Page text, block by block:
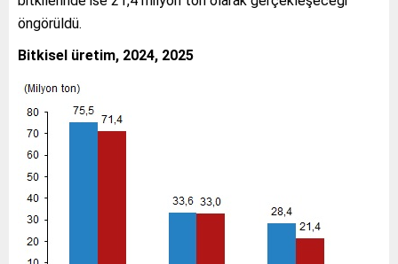
öngörüldü.
Bitkisel üretim, 2024, 2025